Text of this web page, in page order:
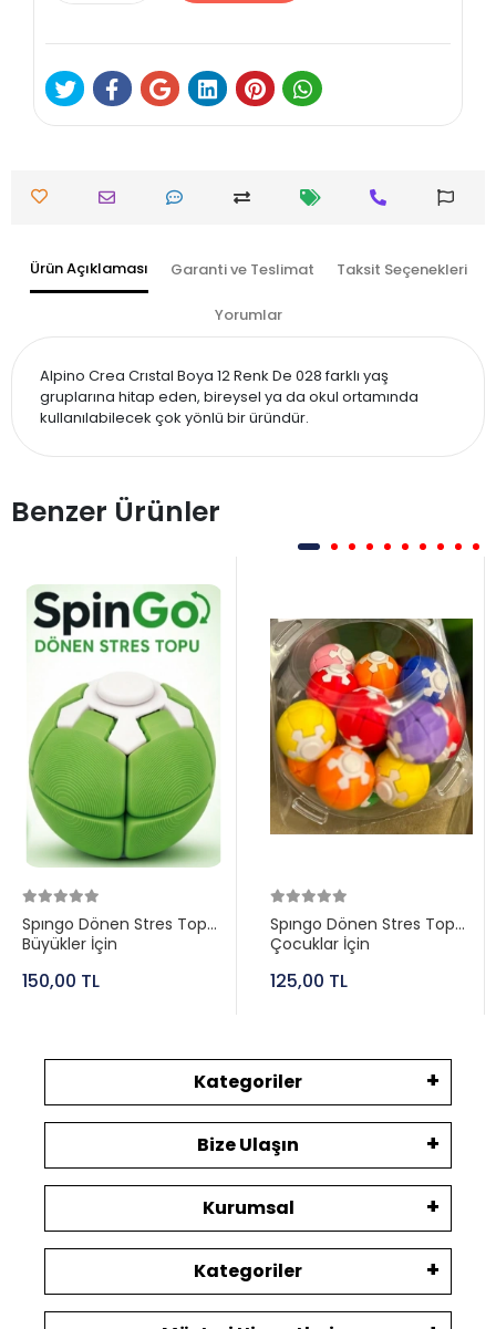
Ürün Açıklaması Garanti ve Teslimat Taksit Seçenekleri
Yorumlar
Alpino Crea Crıstal Boya 12 Renk De 028 farklı yaş
gruplarına hitap eden, bireysel ya da okul ortamında
kullanılabilecek çok yönlü bir üründür.
Benzer Ürünler
Spıngo Dönen Stres Topu
Büyükler İçin
150,00 TL
Spıngo Dönen Stres Topu
Çocuklar İçin
125,00 TL
Kategoriler
Bize Ulaşın
Kurumsal
Kategoriler